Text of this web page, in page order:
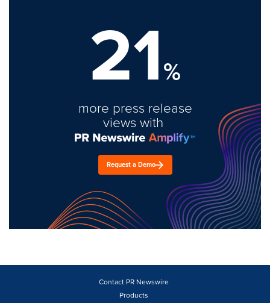
21%
more press release
views with
Request a Demo
Contact PR Newswire
Products